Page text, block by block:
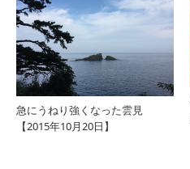
急にうねり強くなった雲見
【2015年10月20日】